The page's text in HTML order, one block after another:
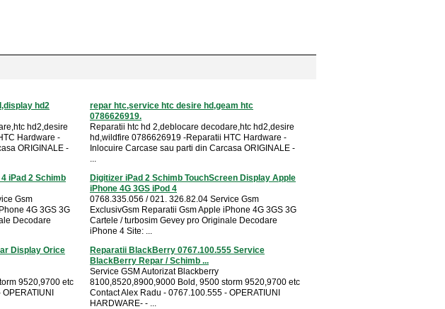
hd2
hd2,desire
Hardware -
ORIGINALE -
repar htc,service htc desire hd,geam htc
0786626919.
Reparatii htc hd 2,deblocare decodare,htc hd2,desire
hd,wildfire 0786626919 -Reparatii HTC Hardware -
Inlocuire Carcase sau parti din Carcasa ORIGINALE -
...
iPad 2 Schimb
Gsm
4G 3GS 3G
Decodare
Digitizer iPad 2 Schimb TouchScreen Display Apple
iPhone 4G 3GS iPod 4
0768.335.056 / 021. 326.82.04 Service Gsm
ExclusivGsm Reparatii Gsm Apple iPhone 4G 3GS 3G
Cartele / turbosim Gevey pro Originale Decodare
iPhone 4 Site: ...
Display Orice
9520,9700 etc
Reparatii BlackBerry 0767.100.555 Service
BlackBerry Repar / Schimb ...
Service GSM Autorizat Blackberry
8100,8520,8900,9000 Bold, 9500 storm 9520,9700 etc
Contact Alex Radu - 0767.100.555 - OPERATIUNI
HARDWARE- - ...